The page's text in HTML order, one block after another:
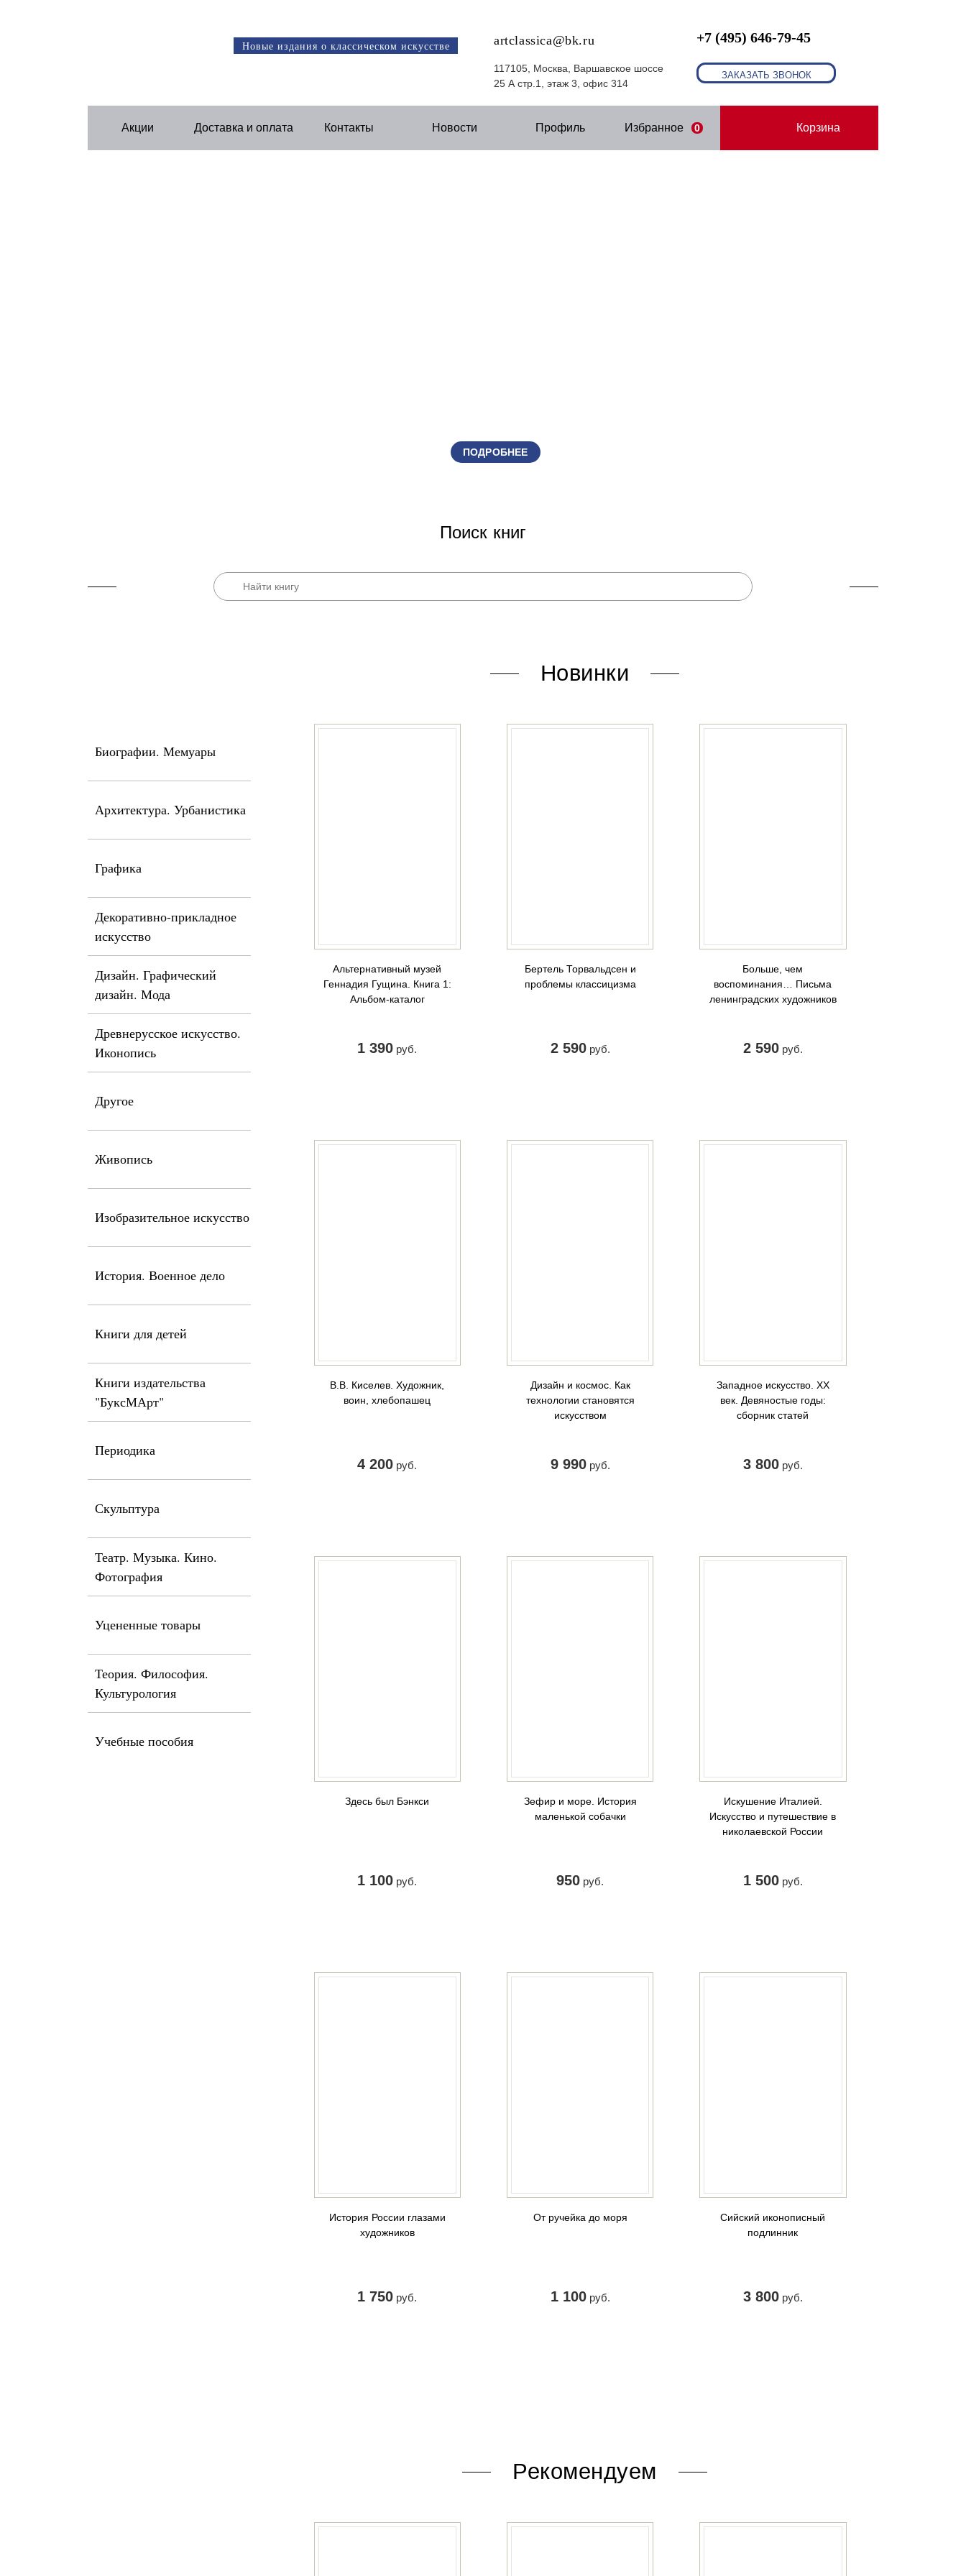
Новые издания о классическом искусстве artclassica@bk.ru
117105, Москва, Варшавское шоссе
25 А стр.1, этаж 3, офис 314
+7 (495) 646-79-45
ЗАКАЗАТЬ ЗВОНОК
Акции Доставка и оплата Контакты Новости Профиль Избранное 0 Корзина
ПОДРОБНЕЕ
Поиск книг
Биографии. Мемуары
Архитектура. Урбанистика
Графика
Декоративно-прикладное
искусство
Дизайн. Графический
дизайн. Мода
Древнерусское искусство.
Иконопись
Другое
Живопись
Изобразительное искусство
История. Военное дело
Книги для детей
Книги издательства
"БуксМАрт"
Периодика
Скульптура
Театр. Музыка. Кино.
Фотография
Уцененные товары
Теория. Философия.
Культурология
Учебные пособия
Новинки
Альтернативный музей
Геннадия Гущина. Книга 1:
Альбом-каталог
1 390 руб.
Бертель Торвальдсен и
проблемы классицизма
2 590руб.
Больше, чем
воспоминания… Письма
ленинградских художников
2 590руб.
В.В. Киселев. Художник,
воин, хлебопашец
4 200 руб.
Дизайн и космос. Как
технологии становятся
искусством
9 990руб.
Западное искусство. ХХ
век. Девяностые годы:
сборник статей
3 800руб.
Здесь был Бэнкси
1 100 руб.
Зефир и море. История
маленькой собачки
950 руб.
Искушение Италией.
Искусство и путешествие в
николаевской России
1 500руб.
История России глазами
художников
1 750 руб.
От ручейка до моря
1 100руб.
Сийский иконописный
подлинник
3 800руб.
Рекомендуем